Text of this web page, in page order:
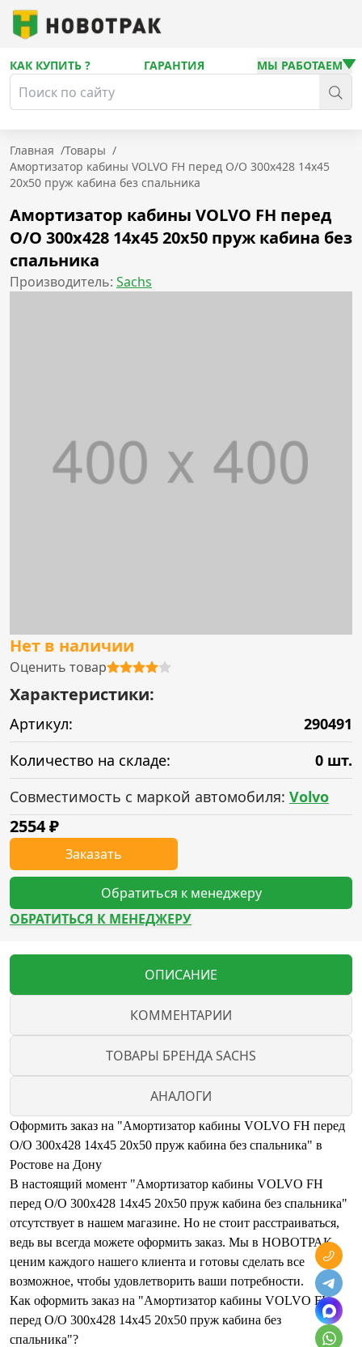
КАК КУПИТЬ ? ГАРАНТИЯ МЫ РАБОТАЕМ
Главная /Товары /
Амортизатор кабины VOLVO FH перед O/O 300х428 14х45
20х50 пруж кабина без спальника
Амортизатор кабины VOLVO FH перед
O/O 300х428 14х45 20х50 пруж кабина без
спальника
Производитель: Sachs
Нет в наличии
Оценить товар
Характеристики:
Артикул:
290491
Количество на складе:
0 шт.
Совместимость с маркой автомобиля: Volvo
2554₽
Заказать
Обратиться к менеджеру
ОБРАТИТЬСЯ К МЕНЕДЖЕРУ
ОПИСАНИЕ
КОММЕНТАРИИ
ТОВАРЫ БРЕНДА SACHS
АНАЛОГИ
Оформить заказ на "Амортизатор кабины VOLVO FH перед
O/O 300х428 14х45 20х50 пруж кабина без спальника" в
Ростове на Дону
В настоящий момент "Амортизатор кабины VOLVO FH
перед O/O 300х428 14х45 20х50 пруж кабина без спальника"
отсутствует в нашем магазине. Но не стоит расстраиваться,
ведь вы всегда можете оформить заказ. Мы в НОВОТРАК
ценим каждого нашего клиента и готовы сделать все
возможное, чтобы удовлетворить ваши потребности.
Как оформить заказ на "Амортизатор кабины VOLVO FH
перед O/O 300х428 14х45 20х50 пруж кабина без
спальника"?